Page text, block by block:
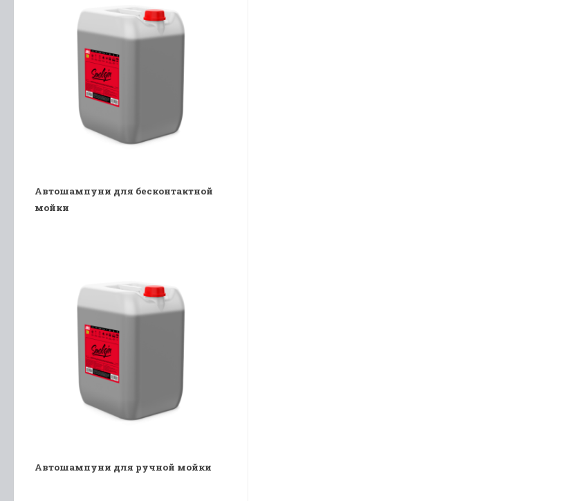
Автошампуни для бесконтактной
мойки
Автошампуни для ручной мойки